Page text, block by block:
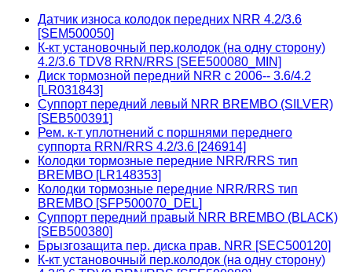
Датчик износа колодок передних NRR 4.2/3.6
[SEM500050]
К-кт установочный пер.колодок (на одну сторону)
4.2/3.6 TDV8 RRN/RRS [SEE500080_MIN]
Диск тормозной передний NRR с 2006-- 3.6/4.2
[LR031843]
Суппорт передний левый NRR BREMBO (SILVER)
[SEB500391]
Рем. к-т уплотнений с поршнями переднего
суппорта RRN/RRS 4.2/3.6 [246914]
Колодки тормозные передние NRR/RRS тип
BREMBO [LR148353]
Колодки тормозные передние NRR/RRS тип
BREMBO [SFP500070_DEL]
Суппорт передний правый NRR BREMBO (BLACK)
[SEB500380]
Брызгозащита пер. диска прав. NRR [SEC500120]
К-кт установочный пер.колодок (на одну сторону)